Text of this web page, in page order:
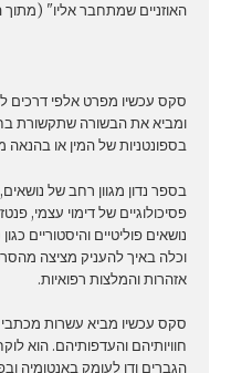
האוזניים שמתחבר אליו"
סקס עכשיו מפרט אלפי דרכים
ומביא את הבשורה שתקשורת
בספונטניות של המין או בהנאה
בספר נדון מגוון רחב של
פסיכולוגיים של דימוי עצמי,
נושאים פוליטיים והיסטוריים
וכלה באיך להעניק מציצה
אזהרות והמלצות רפואיות.
סקס עכשיו מביא עשרות
חוויותיהם והעדפותיהם. הוא
הגברים ודן לעומק באנטומיה